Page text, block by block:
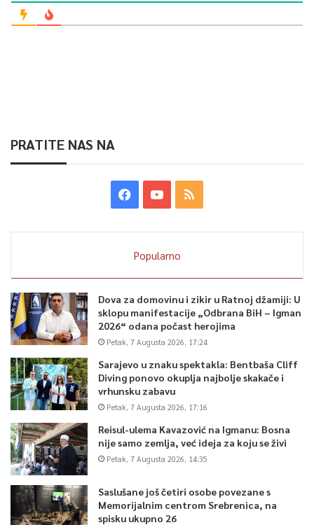
zajednici koja brine o mentalnom zdravlju. Kanton Sarajevo
nastavlja biti lider u proširenju obuhvata djece predškolskim
Posebno je istaknula učenike, kazavši: „Naša djeca nas
Na kraju, ministrica Hota-Muminović izrazila je solidarnost s
djecom i prosvjetnim radnicima u Gazi, čije se obrazovanje
„Svim učenicima, nastavnicima i roditeljima želim uspješnu i
inspirativnu školsku godinu, iz koje ćemo s radošću brati
plodove našeg rada, za našu djecu i našu domovinu Bosnu i
Hercegovinu,“ zaključila je ministrica Hota-Muminović.
79 osnovnih i 44 srednje škole za ukupno 53.500 učenika, od
čega 38.400 osnovaca i 15.100 srednjoškolaca. Upisano je i oko
4.300 prvačića. Također, u vrtiće je ove godine upisano preko
9.500 mališana, što je do sada najveći broj.
U prvi razred srednje škole upisano 4.310 učenika, što je
povećanje za 150 u odnosu na prethodnu godinu. I ove godine
Kanton Sarajevo obezbjeđuje stipendije za učenike koji upisuju
deficitarna zanimanja, kao i za učenike koji su u toku
osnovnoškolskog obrazovanja osvajali zapažene rezultate na
PRATITE NAS NA
Popularno
Dova za domovinu i zikir u Ratnoj džamiji: U
sklopu manifestacije „Odbrana BiH – Igman
2026“ odana počast herojima
Petak, 7 Augusta 2026, 17:24
Sarajevo u znaku spektakla: Bentbaša Cliff
Diving ponovo okuplja najbolje skakače i
vrhunsku zabavu
Petak, 7 Augusta 2026, 17:16
Reisul-ulema Kavazović na Igmanu: Bosna
nije samo zemlja, već ideja za koju se živi
Petak, 7 Augusta 2026, 14:35
Saslušane još četiri osobe povezane s
Memorijalnim centrom Srebrenica, na
spisku ukupno 26